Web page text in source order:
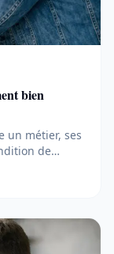
bien
un métier, ses
de
à comparer